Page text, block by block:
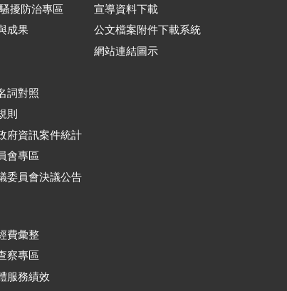
擾防治專區
成果
詞對照
則
府資訊案件統計
會專區
委員會決議公告
費彙整
察專區
服務績效
宣導資料下載
公文檔案附件下載系統
網站連結圖示